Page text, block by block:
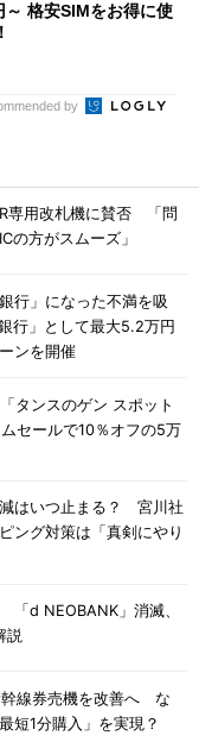
格安SIMをお得に使
by
専用改札機に賛否 「問
の方がスムーズ」
行」になった不満を吸
行」として最大5.2万円
ンを開催
タンスのゲン スポット
セールで10％オフの5万
はいつ止まる？ 宮川社
ング対策は「真剣にやり
「d NEOBANK」消滅、
説
幹線券売機を改善へ な
短1分購入」を実現？